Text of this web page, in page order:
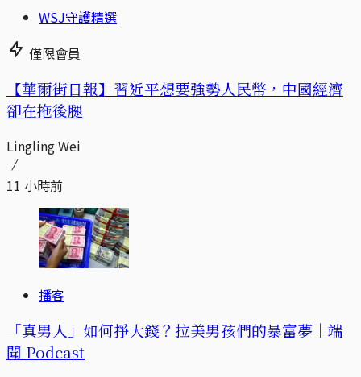
WSJ守護精選
僅限會員
【華爾街日報】習近平想要強勢人民幣，中國經濟
卻在拖後腿
Lingling Wei
11 小時前
播客
「真男人」如何掙大錢？拉美男孩們的暴富夢｜端
聞 Podcast